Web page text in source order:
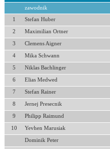
zawodnik
1 Stefan Huber
2 Maximilian Ortner
3 Clemens Aigner
4 Mika Schwann
5 Niklas Bachlinger
6 Elias Medwed
7 Stefan Rainer
8 Jernej Presecnik
9 Philipp Raimund
10 Yevhen Marusiak
Dominik Peter